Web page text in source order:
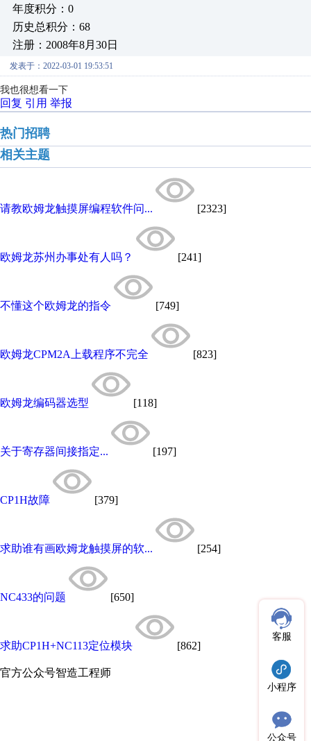
年度积分：0
历史总积分：68
注册：2008年8月30日
发表于：2022-03-01 19:53:51
我也很想看一下
回复 引用 举报
热门招聘
相关主题
请教欧姆龙触摸屏编程软件问... [2323]
欧姆龙苏州办事处有人吗？ [241]
不懂这个欧姆龙的指令 [749]
欧姆龙CPM2A上载程序不完全 [823]
欧姆龙编码器选型 [118]
关于寄存器间接指定... [197]
CP1H故障 [379]
求助谁有画欧姆龙触摸屏的软... [254]
NC433的问题 [650]
求助CP1H+NC113定位模块 [862]
官方公众号智造工程师
客服
小程序
公众号